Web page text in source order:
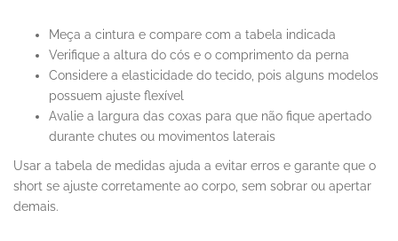
Meça a cintura e compare com a tabela indicada
Verifique a altura do cós e o comprimento da perna
Considere a elasticidade do tecido, pois alguns modelos
possuem ajuste flexível
Avalie a largura das coxas para que não fique apertado
durante chutes ou movimentos laterais
Usar a tabela de medidas ajuda a evitar erros e garante que o
short se ajuste corretamente ao corpo, sem sobrar ou apertar
demais.